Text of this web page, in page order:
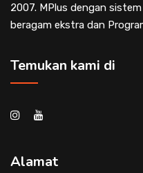
2007. MPlus dengan
beragam ekstra dan
Temukan kami di
Alamat